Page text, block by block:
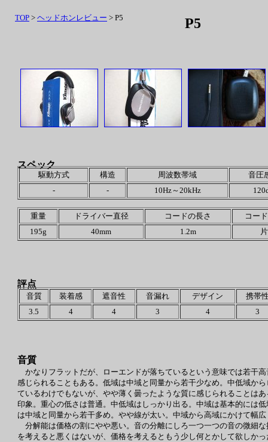
P5
音質
かなりフラットだが、ローエンドが落ちているという意味では若干
感じられることもある。低域は中域と同量から若干少なめ。中低域か
ているわけでもないが、やや薄く曇ったような質に感じられることは
印象。重心の低さは普通。中低域はしっかり出る。中域は基本的には
は中域と同量から若干多め。やや線が太い。中域から高域にかけて幅
分解能は価格の割にやや悪い。音の分離にしろ一つ一つの音の微細
を考えると悪くはないが、価格を考えるともう少し何とかして欲しか
スペック
駆動方式 構造 周波数帯域
音圧
-
- 10Hz～20kHz
重量 ドライバー直径 コードの長さ
コー
195g
40mm 1.2m
評点
音質 装着感 遮音性 音漏れ デザイン
携帯
3.5
4 4 3 4 3
TOP > ヘッドホンレビュー > P5